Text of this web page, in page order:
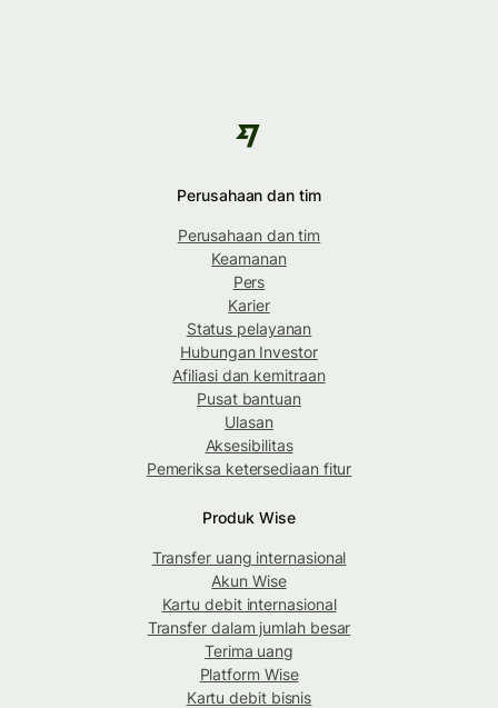
Perusahaan dan tim
Perusahaan dan tim
Keamanan
Pers
Karier
Status pelayanan
Hubungan Investor
Afiliasi dan kemitraan
Pusat bantuan
Ulasan
Aksesibilitas
Pemeriksa ketersediaan fitur
Produk Wise
Transfer uang internasional
Akun Wise
Kartu debit internasional
Transfer dalam jumlah besar
Terima uang
Platform Wise
Kartu debit bisnis